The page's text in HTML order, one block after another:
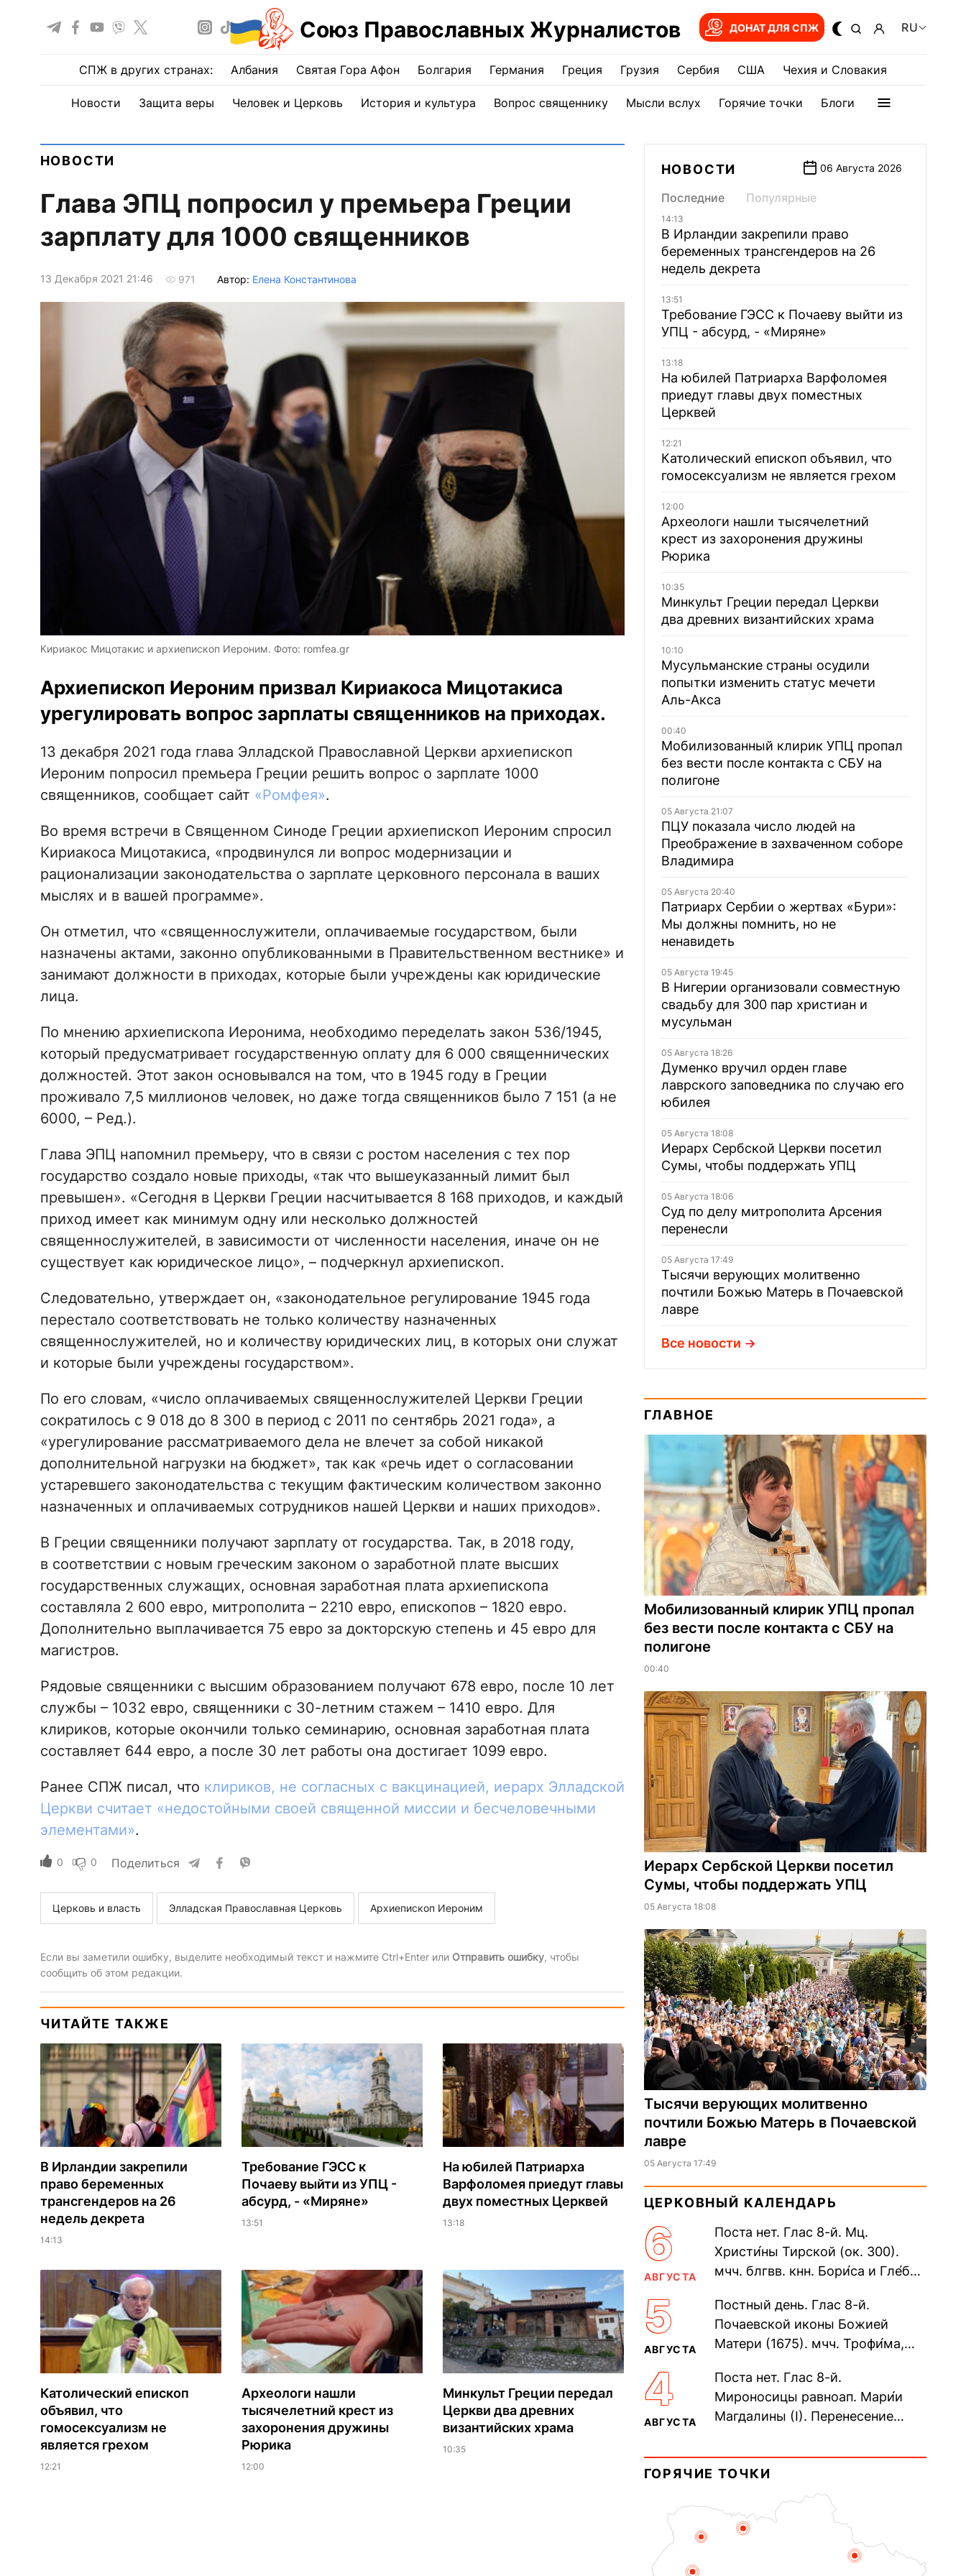
Союз Православных Журналистов ДОНАТ ДЛЯ СПЖ RU
СПЖ в других странах: Албания Святая Гора Афон Болгария Германия Греция Грузия Сербия США Чехия и Словакия
Новости Защита веры Человек и Церковь История и культура Вопрос священнику Мысли вслух Горячие точки Блоги
НОВОСТИ
Глава ЭПЦ попросил у премьера Греции
зарплату для 1000 священников
13 Декабря 2021 21:46 971 Автор: Елена Константинова
Кириакос Мицотакис и архиепископ Иероним. Фото: romfea.gr
Архиепископ Иероним призвал Кириакоса Мицотакиса
урегулировать вопрос зарплаты священников на приходах.
13 декабря 2021 года глава Элладской Православной Церкви архиепископ
Иероним попросил премьера Греции решить вопрос о зарплате 1000
священников, сообщает сайт «Ромфея».
Во время встречи в Священном Синоде Греции архиепископ Иероним спросил
Кириакоса Мицотакиса, «продвинулся ли вопрос модернизации и
рационализации законодательства о зарплате церковного персонала в ваших
мыслях и в вашей программе».
Он отметил, что «священнослужители, оплачиваемые государством, были
назначены актами, законно опубликованными в Правительственном вестнике» и
занимают должности в приходах, которые были учреждены как юридические
лица.
По мнению архиепископа Иеронима, необходимо переделать закон 536/1945,
который предусматривает государственную оплату для 6 000 священнических
должностей. Этот закон основывался на том, что в 1945 году в Греции
проживало 7,5 миллионов человек, но даже тогда священников было 7 151 (а не
6000, – Ред.).
Глава ЭПЦ напомнил премьеру, что в связи с ростом населения с тех пор
государство создало новые приходы, «так что вышеуказанный лимит был
превышен». «Сегодня в Церкви Греции насчитывается 8 168 приходов, и каждый
приход имеет как минимум одну или несколько должностей
священнослужителей, в зависимости от численности населения, иначе он не
существует как юридическое лицо», – подчеркнул архиепископ.
Следовательно, утверждает он, «законодательное регулирование 1945 года
перестало соответствовать не только количеству назначенных
священнослужителей, но и количеству юридических лиц, в которых они служат
и которые были учреждены государством».
По его словам, «число оплачиваемых священнослужителей Церкви Греции
сократилось с 9 018 до 8 300 в период с 2011 по сентябрь 2021 года», а
«урегулирование рассматриваемого дела не влечет за собой никакой
дополнительной нагрузки на бюджет», так как «речь идет о согласовании
устаревшего законодательства с текущим фактическим количеством законно
назначенных и оплачиваемых сотрудников нашей Церкви и наших приходов».
В Греции священники получают зарплату от государства. Так, в 2018 году,
в соответствии с новым греческим законом о заработной плате высших
государственных служащих, основная заработная плата архиепископа
составляла 2 600 евро, митрополита – 2210 евро, епископов – 1820 евро.
Дополнительно выплачивается 75 евро за докторскую степень и 45 евро для
магистров.
Рядовые священники с высшим образованием получают 678 евро, после 10 лет
службы – 1032 евро, священники с 30-летним стажем – 1410 евро. Для
клириков, которые окончили только семинарию, основная заработная плата
составляет 644 евро, а после 30 лет работы она достигает 1099 евро.
Ранее СПЖ писал, что клириков, не согласных с вакцинацией, иерарх Элладской
Церкви считает «недостойными своей священной миссии и бесчеловечными
элементами».
0 0 Поделиться
Церковь и власть Элладская Православная Церковь Архиепископ Иероним
Если вы заметили ошибку, выделите необходимый текст и нажмите Ctrl+Enter или Отправить ошибку, чтобы
сообщить об этом редакции.
ЧИТАЙТЕ ТАКЖЕ
В Ирландии закрепили
право беременных
трансгендеров на 26
недель декрета
14:13
Требование ГЭСС к
Почаеву выйти из УПЦ -
абсурд, - «Миряне»
13:51
На юбилей Патриарха
Варфоломея приедут главы
двух поместных Церквей
13:18
Католический епископ
объявил, что
гомосексуализм не
является грехом
12:21
Археологи нашли
тысячелетний крест из
захоронения дружины
Рюрика
12:00
Минкульт Греции передал
Церкви два древних
византийских храма
10:35
НОВОСТИ 06 Августа 2026
Последние Популярные
14:13
В Ирландии закрепили право
беременных трансгендеров на 26
недель декрета
13:51
Требование ГЭСС к Почаеву выйти из
УПЦ - абсурд, - «Миряне»
13:18
На юбилей Патриарха Варфоломея
приедут главы двух поместных
Церквей
12:21
Католический епископ объявил, что
гомосексуализм не является грехом
12:00
Археологи нашли тысячелетний
крест из захоронения дружины
Рюрика
10:35
Минкульт Греции передал Церкви
два древних византийских храма
10:10
Мусульманские страны осудили
попытки изменить статус мечети
Аль-Акса
00:40
Мобилизованный клирик УПЦ пропал
без вести после контакта с СБУ на
полигоне
05 Августа 21:07
ПЦУ показала число людей на
Преображение в захваченном соборе
Владимира
05 Августа 20:40
Патриарх Сербии о жертвах «Бури»:
Мы должны помнить, но не
ненавидеть
05 Августа 19:45
В Нигерии организовали совместную
свадьбу для 300 пар христиан и
мусульман
05 Августа 18:26
Думенко вручил орден главе
лаврского заповедника по случаю его
юбилея
05 Августа 18:08
Иерарх Сербской Церкви посетил
Сумы, чтобы поддержать УПЦ
05 Августа 18:06
Суд по делу митрополита Арсения
перенесли
05 Августа 17:49
Тысячи верующих молитвенно
почтили Божью Матерь в Почаевской
лавре
Все новости
ГЛАВНОЕ
Мобилизованный клирик УПЦ пропал
без вести после контакта с СБУ на
полигоне
00:40
Иерарх Сербской Церкви посетил
Сумы, чтобы поддержать УПЦ
05 Августа 18:08
Тысячи верующих молитвенно
почтили Божью Матерь в Почаевской
лавре
05 Августа 17:49
ЦЕРКОВНЫЙ КАЛЕНДАРЬ
6
АВГУСТА
Поста нет. Глас 8-й. Мц.
Христи́ны Тирской (ок. 300).
мчч. блгвв. кнн. Бори́са и Гле́ба,
Дави́да (1015). Прп....
5
АВГУСТА
Постный день. Глас 8-й.
Почаевской иконы Божией
Матери (1675). мчч. Трофи́ма,
мучеников (284–305). прав.
воина Фео́дора...
4
АВГУСТА
Поста нет. Глас 8-й.
Мироносицы равноап. Мари́и
Магдалины (I). Перенесение
Синопского (403–404). Прп.
Корни́лия...
ГОРЯЧИЕ ТОЧКИ